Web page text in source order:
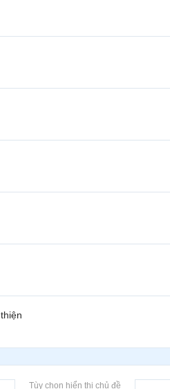
Tùy chọn hiển thị chủ đề